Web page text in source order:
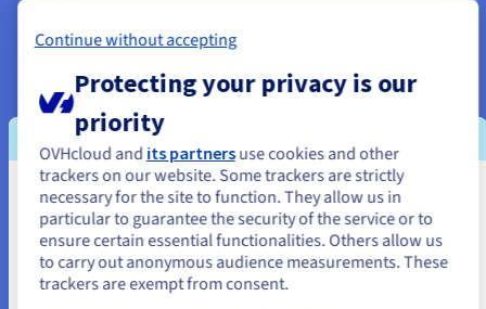
Een webshop beginnen met PrestaShop
Je lijkt je in Verenigde Staten te
bevinden.
Als je wilt bestellen vanuit [land], moet je de juiste website
doorbladeren en een account aanmaken.
Continue without accepting
Protecting your privacy is our
priority
OVHcloud and its partnersuse cookies and other
trackers on our website. Some trackers are strictly
necessary for the site to function. They allow us in
particular to guarantee the security of the service or to
ensure certain essential functionalities. Others allow us
to carry out anonymous audience measurements. These
trackers are exempt from consent.